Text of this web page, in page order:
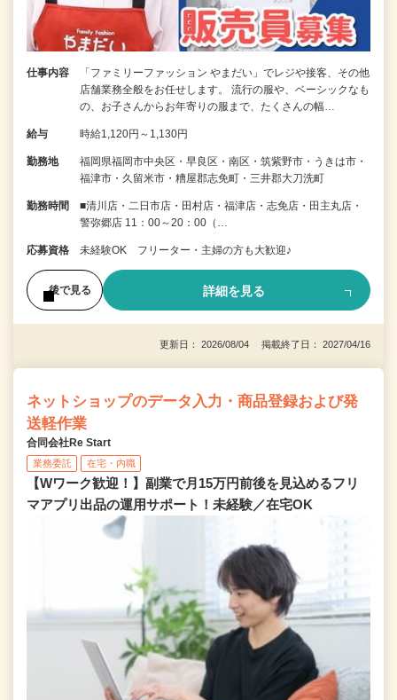
仕事内容
「ファミリーファッション やまだい」でレジや接客、その他
店舗業務全般をお任せします。 流行の服や、ベーシックなも
の、お子さんからお年寄りの服まで、たくさんの幅…
給与 時給1,120円～1,130円
勤務地
福岡県福岡市中央区・早良区・南区・筑紫野市・うきは市・
福津市・久留米市・糟屋郡志免町・三井郡大刀洗町
勤務時間
■清川店・二日市店・田村店・福津店・志免店・田主丸店・
警弥郷店 11：00～20：00（…
応募資格 未経験OK フリーター・主婦の方も大歓迎♪
後で見る 詳細を見る
更新日： 2026/08/04 掲載終了日： 2027/04/16
ネットショップのデータ入力・商品登録および発
送軽作業
合同会社Re Start
業務委託 在宅・内職
【Wワーク歓迎！】副業で月15万円前後を見込めるフリ
マアプリ出品の運用サポート！未経験／在宅OK